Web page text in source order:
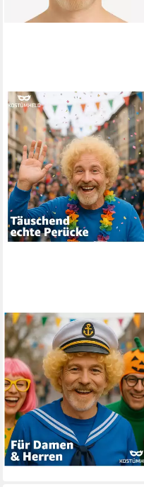
TK GRUPPE
Kostüm-Perücke Afro
Lockenkopf Perücke Wig
Kostüm– für Fasching &
Karneval
4,99 € UVP 9,99 €
-50%
lieferbar - in 3-4 Werktagen bei dir